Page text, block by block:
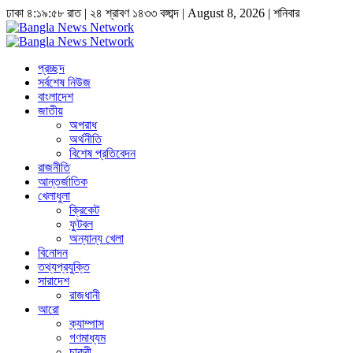
ঢাকা ৪:১৯:৫৯ রাত| ২৪ শ্রাবণ ১৪৩৩ বঙ্গাব্দ | August 8, 2026 | শনিবার
প্রচ্ছদ
সর্বশেষ নিউজ
বাংলাদেশ
জাতীয়
অপরাধ
অর্থনীতি
বিশেষ প্রতিবেদন
রাজনীতি
আন্তর্জাতিক
খেলাধুলা
ক্রিকেট
ফুটবল
অন্যান্য খেলা
বিনোদন
তথ্যপ্রযুক্তি
সারাদেশ
রাজধানী
আরো
ক্যাম্পাস
গণমাধ্যম